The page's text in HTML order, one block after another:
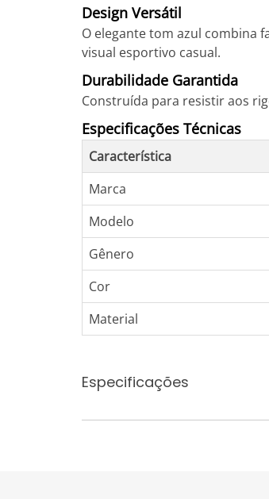
Design Versátil
O elegante tom azul combina
visual esportivo casual.
Durabilidade Garantida
Construída para resistir aos
Especificações Técnicas
Característica
Marca
Modelo
Gênero
Cor
Material
Especificações